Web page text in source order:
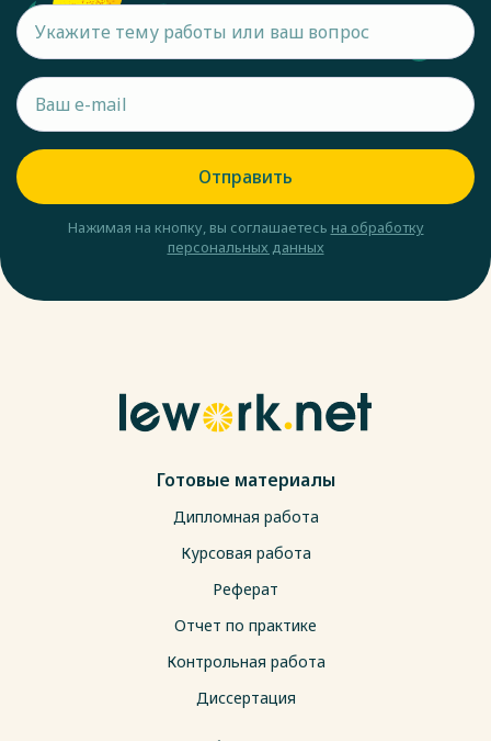
Отправить
Нажимая на кнопку, вы соглашаетесь на обработку
персональных данных
Готовые материалы
Дипломная работа
Курсовая работа
Реферат
Отчет по практике
Контрольная работа
Диссертация